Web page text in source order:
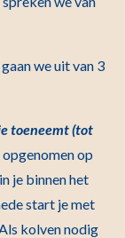
we uit van 3
toeneemt (tot
op
je binnen het
start je met
kolven nodig